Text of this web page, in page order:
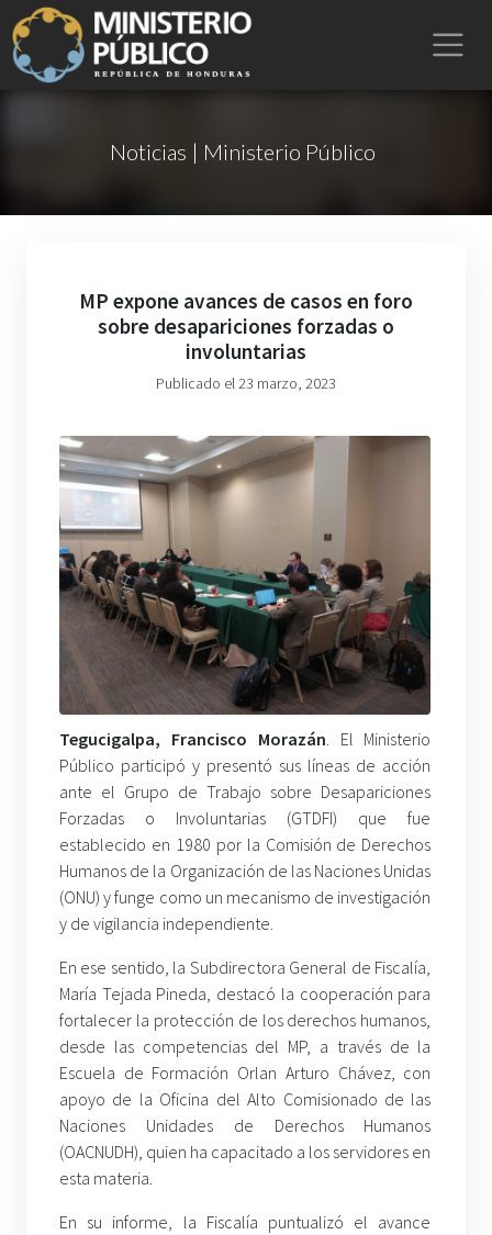
Noticias | Ministerio Público
MP expone avances de casos en foro
sobre desapariciones forzadas o
involuntarias
Publicado el 23 marzo, 2023
Tegucigalpa, Francisco Morazán . El Ministerio
Público participó y presentó sus líneas de acción
ante el Grupo de Trabajo sobre Desapariciones
Forzadas o Involuntarias (GTDFI) que fue
establecido en 1980 por la Comisión de Derechos
Humanos de la Organización de las Naciones Unidas
(ONU) y funge como un mecanismo de investigación
y de vigilancia independiente.
En ese sentido, la Subdirectora General de Fiscalía,
María Tejada Pineda, destacó la cooperación para
fortalecer la protección de los derechos humanos,
desde las competencias del MP, a través de la
Escuela de Formación Orlan Arturo Chávez, con
apoyo de la Oficina del Alto Comisionado de las
Naciones Unidades de Derechos Humanos
(OACNUDH), quien ha capacitado a los servidores en
esta materia.
En su informe, la Fiscalía puntualizó el avance